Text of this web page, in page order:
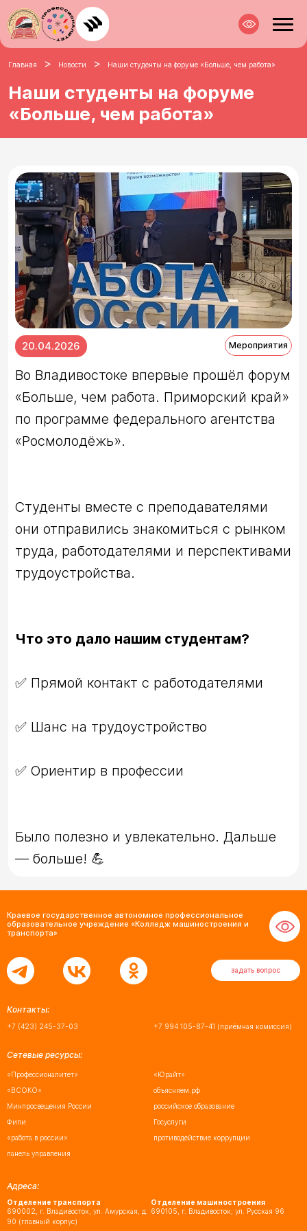
Главная > Новости > Наши студенты на форуме «Больше, чем работа»
Наши студенты на форуме
«Больше, чем работа»
Мероприятия
20.04.2026
Во Владивостоке впервые прошёл форум
«Больше, чем работа. Приморский край»
по программе федерального агентства
Студенты вместе с преподавателями
они отправились знакомиться с рынком
труда, работодателями и перспективами
Что это дало нашим студентам?
Было полезно и увлекательно. Дальше
— больше! 💪
Краевое государственное автономное профессиональное
образовательное учреждение «Колледж машиностроения и
транспорта»
задать вопрос
Адреса:
Отделение транспорта
690002, г. Владивосток, ул. Амурская, д.
90 (главный корпус)
Отделение машиностроения
690105, г. Владивосток, ул. Русская 96
Контакты:
+7 (423) 245-37-03 +7 994 105-87-41 (приёмная комиссия)
Сетевые ресурсы:
«Профессионалитет»
«Юрайт»
«ВСОКО»
объясняем.рф
Минпросвещения России
российское образование
Фипи
Госуслуги
«работа в россии»
противодействие коррупции
панель управления